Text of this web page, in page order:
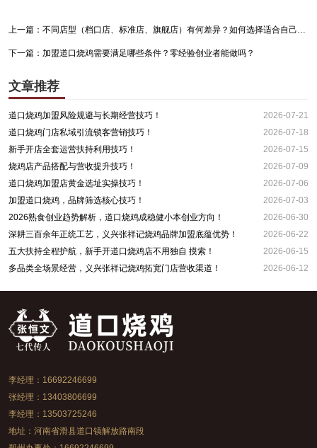
上一篇： 不同店型（档口店、标准店、旗舰店）有何差异？如何选择适合自己的？
下一篇： 加盟道口烧鸡需要满足哪些条件？零经验创业者能做吗？
文章推荐
道口烧鸡加盟风险规避与长期经营技巧！
2026-07-21
道口烧鸡门店私域引流锁客营销技巧！
2026-07-18
新手开店全套运营扶持利用技巧！
2026-07-15
烧鸡店产品搭配与营收提升技巧！
2026-07-09
道口烧鸡加盟店黄金选址实操技巧！
2026-07-06
加盟道口烧鸡，品牌筛选核心技巧！
2026-07-03
2026熟食创业趋势解析，道口烧鸡成稳健小本创业方向！
2026-06-30
深耕三百余年正统工艺，义兴张祥记烧鸡品牌加盟底蕴优势！
2026-06-22
五大扶持全程护航，新手开道口烧鸡店不用独自 摸索！
2026-06-15
多品类全场景经营，义兴张祥记烧鸡拓宽门店营收渠道！
2026-06-12
李经理：16692246699
张经理：13403806699
李经理：13503725246
地址：河南省滑县道口镇解放路南段